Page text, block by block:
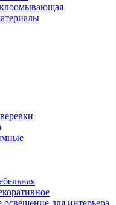
освещение для интерьера